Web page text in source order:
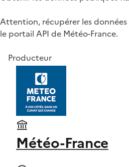
Attention, récupérer les données
le portail API de Météo-France.
Producteur
Météo-France